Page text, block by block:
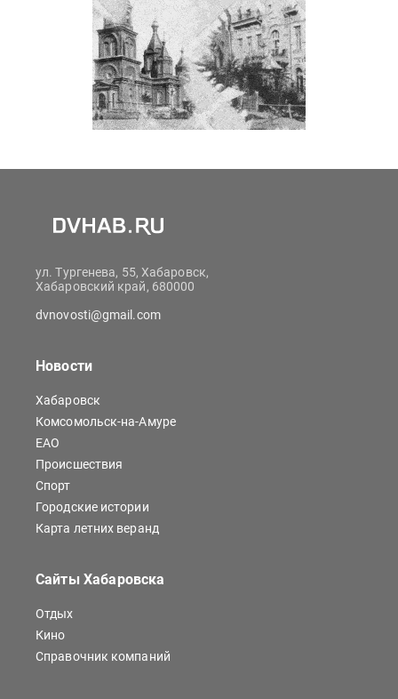
ул. Тургенева, 55, Хабаровск,
Хабаровский край, 680000
dvnovosti@gmail.com
Новости
Хабаровск
Комсомольск-на-Амуре
ЕАО
Происшествия
Спорт
Городские истории
Карта летних веранд
Сайты Хабаровска
Отдых
Кино
Справочник компаний